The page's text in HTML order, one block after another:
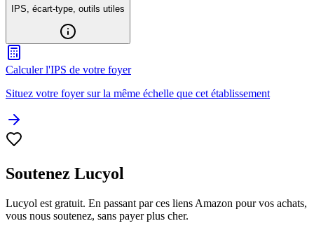
IPS, écart-type, outils utiles
Calculer l'IPS de votre foyer
Situez votre foyer sur la même échelle que cet établissement
Soutenez Lucyol
Lucyol est gratuit. En passant par ces liens Amazon pour vos achats,
vous nous soutenez, sans payer plus cher.